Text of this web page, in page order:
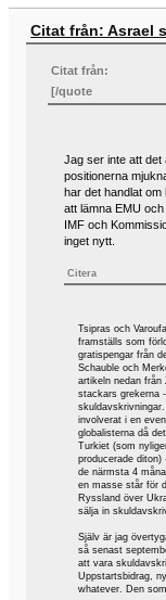
Citat från: Asrael
Citat från:
[/quote
Jag ser inte att det
positionerna
har det handlat
att lämna EMU
IMF och
inget nytt.
Citera
Tsipras och
framställs som
gratispengar från
Schauble och
artikeln nedan
stackars grekerna
involverat i en
globalisterna då
Turkiet (som
producerade
de närmsta 4
en masse står för
Ryssland över
sälja in
Själv är jag
så senast
att vara
Uppstartsbidrag,
whatever. Den